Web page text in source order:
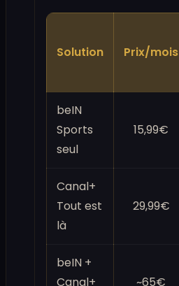
Solution Prix/mois
beIN
Sports
seul
15,99€
Canal+
Tout est
là
29,99€
beIN +
Canal+
~65€